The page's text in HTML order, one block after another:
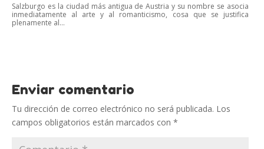
Salzburgo es la ciudad más antigua de Austria y su nombre se asocia
inmediatamente al arte y al romanticismo, cosa que se justifica
plenamente al...
Enviar comentario
Tu dirección de correo electrónico no será publicada. Los
campos obligatorios están marcados con *